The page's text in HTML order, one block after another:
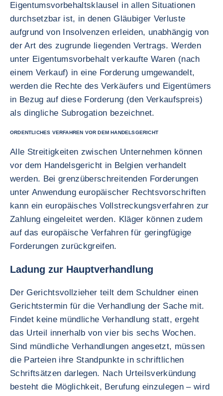
Eigentumsvorbehaltsklausel in allen Situationen
durchsetzbar ist, in denen Gläubiger Verluste
aufgrund von Insolvenzen erleiden, unabhängig von
der Art des zugrunde liegenden Vertrags. Werden
unter Eigentumsvorbehalt verkaufte Waren (nach
einem Verkauf) in eine Forderung umgewandelt,
werden die Rechte des Verkäufers und Eigentümers
in Bezug auf diese Forderung (den Verkaufspreis)
als dingliche Subrogation bezeichnet.
ORDENTLICHES VERFAHREN VOR DEM HANDELSGERICHT
Alle Streitigkeiten zwischen Unternehmen können
vor dem Handelsgericht in Belgien verhandelt
werden. Bei grenzüberschreitenden Forderungen
unter Anwendung europäischer Rechtsvorschriften
kann ein europäisches Vollstreckungsverfahren zur
Zahlung eingeleitet werden. Kläger können zudem
auf das europäische Verfahren für geringfügige
Forderungen zurückgreifen.
Ladung zur Hauptverhandlung
Der Gerichtsvollzieher teilt dem Schuldner einen
Gerichtstermin für die Verhandlung der Sache mit.
Findet keine mündliche Verhandlung statt, ergeht
das Urteil innerhalb von vier bis sechs Wochen.
Sind mündliche Verhandlungen angesetzt, müssen
die Parteien ihre Standpunkte in schriftlichen
Schriftsätzen darlegen. Nach Urteilsverkündung
besteht die Möglichkeit, Berufung einzulegen – wird